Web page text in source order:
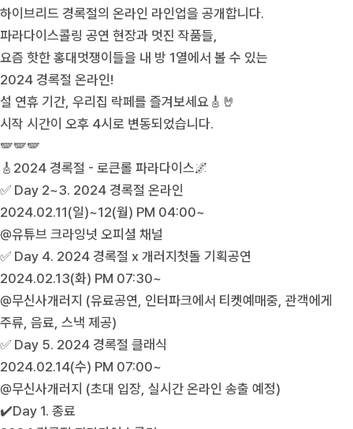
하이브리드 경록절의 온라인 라인업을 공개합니다.
파라다이스콜링 공연 현장과 멋진 작품들,
요즘 핫한 홍대멋쟁이들을 내 방 1열에서 볼 수 있는
2024 경록절 온라인!
설 연휴 기간, 우리집 락페를 즐겨보세요🎸🤘
시작 시간이 오후 4시로 변동되었습니다.
🪽🪽🪽
🎸2024 경록절 - 로큰롤 파라다이스🌌
✅ Day 2~3. 2024 경록절 온라인
2024.02.11(일)~12(월) PM 04:00~
@유튜브 크라잉넛 오피셜 채널
✅ Day 4. 2024 경록절 x 개러지첫돌 기획공연
2024.02.13(화) PM 07:30~
@무신사개러지 (유료공연, 인터파크에서 티켓예매중, 관객에게
주류, 음료, 스낵 제공)
✅ Day 5. 2024 경록절 클래식
2024.02.14(수) PM 07:00~
@무신사개러지 (초대 입장, 실시간 온라인 송출 예정)
✔️Day 1. 종료